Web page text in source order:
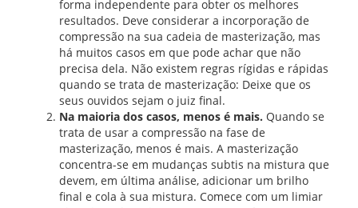
forma independente para obter os melhores
resultados. Deve considerar a incorporação de
compressão na sua cadeia de masterização, mas
há muitos casos em que pode achar que não
precisa dela. Não existem regras rígidas e rápidas
quando se trata de masterização: Deixe que os
seus ouvidos sejam o juiz final.
Na maioria dos casos, menos é mais. Quando se
trata de usar a compressão na fase de
masterização, menos é mais. A masterização
concentra-se em mudanças subtis na mistura que
devem, em última análise, adicionar um brilho
final e cola à sua mistura. Comece com um limiar